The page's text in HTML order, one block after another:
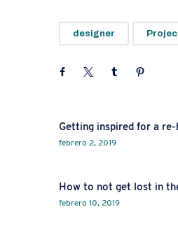
designer
Getting inspired for a
febrero 2, 2019
How to not get lost in
febrero 10, 2019